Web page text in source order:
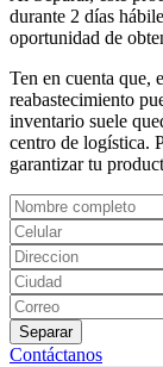
durante 2 días
oportunidad de
Ten en cuenta que,
reabastecimiento
inventario suele
centro de logística.
garantizar tu
Separar
Contáctanos